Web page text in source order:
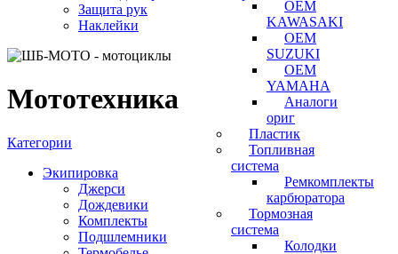
OEM
KAWASAKI
OEM
SUZUKI
OEM
YAMAHA
Аналоги
ориг
Пластик
Топливная
система
Ремкомплекты
карбюратора
Тормозная
система
Колодки
Защита рук
Наклейки
Мототехника
Категории
Экипировка
Джерси
Дождевики
Комплекты
Подшлемники